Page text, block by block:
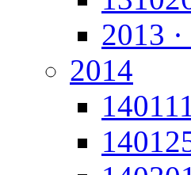
2013
2014